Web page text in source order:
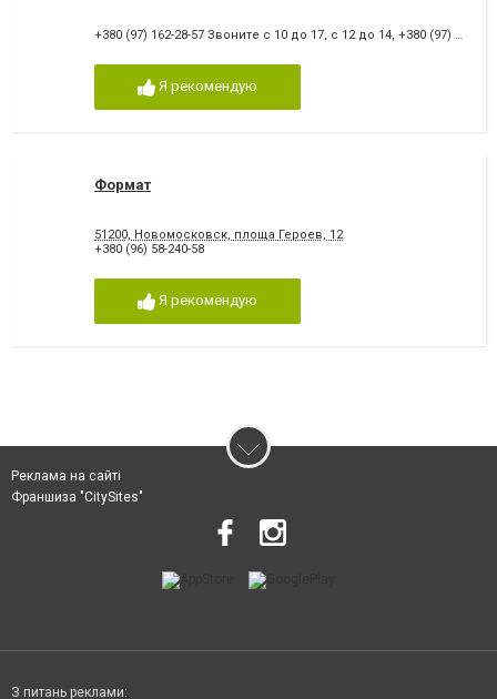
+380 (97) 162-28-57 Звоните с 10 до 17, с 12 до 14, +380 (97) 162-28-57
Я рекомендую
Формат
51200, Новомосковск, площа Героев, 12
+380 (96) 58-240-58
Я рекомендую
Реклама на сайті
Франшиза "CitySites"
З питань реклами: